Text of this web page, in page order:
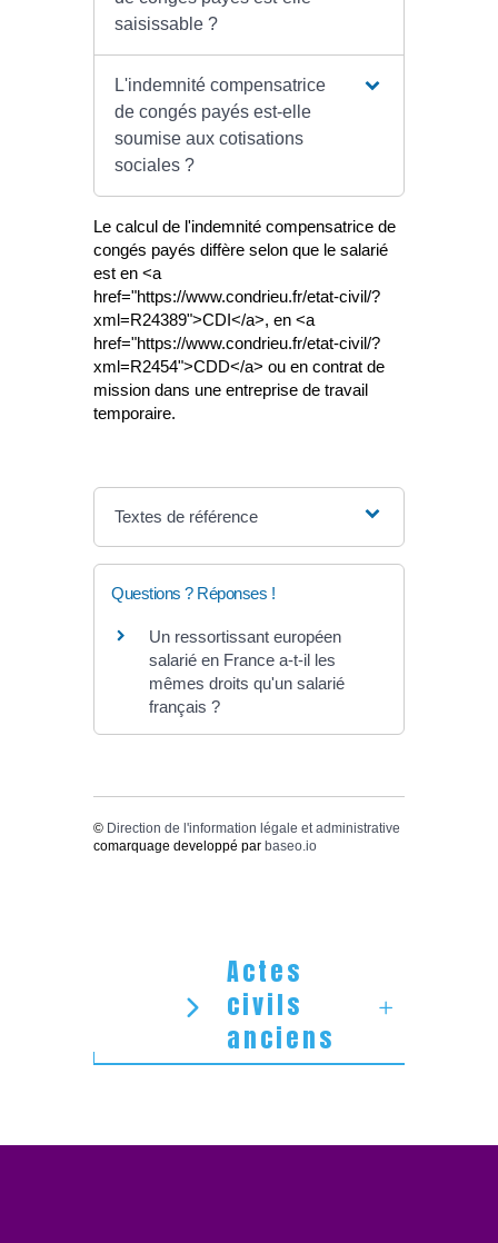
saisissable ?
L'indemnité compensatrice
de congés payés est-elle
soumise aux cotisations
sociales ?
Le calcul de l'indemnité compensatrice de
congés payés diffère selon que le salarié
est en <a
href="https://www.condrieu.fr/etat-civil/?
xml=R24389">CDI</a>, en <a
href="https://www.condrieu.fr/etat-civil/?
xml=R2454">CDD</a> ou en contrat de
mission dans une entreprise de travail
temporaire.
Textes de référence
Questions ? Réponses !
Un ressortissant européen
salarié en France a-t-il les
mêmes droits qu'un salarié
français ?
© Direction de l'information légale et administrative
comarquage developpé par baseo.io
Actes
civils
anciens